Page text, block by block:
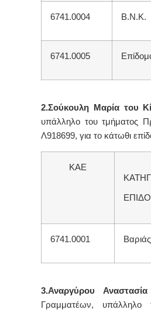
6741.0004 Β.Ν.Κ.
6741.0005
2.Σούκουλη Μαρία του
υπάλληλο του τμήματος
Λ918699, για το κάτωθι
ΚΑΕ
6741.0001
3.Αναργύρου
Γραμματέων, υπάλληλο